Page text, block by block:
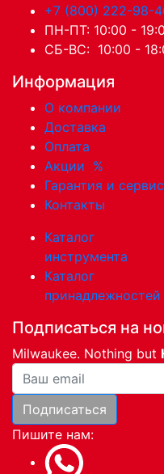
+7 (800) 222-98-
ПН-ПТ: 10:00 -
СБ-ВС: 10:00 -
Информация
О компании
Доставка
Оплата
Акции %
Гарантия и сервис
Контакты
Каталог
инструмента
Каталог
принадлежностей
Подписаться на
Milwaukee. Nothing but
Ваша почта
Подписаться
Пишите нам: